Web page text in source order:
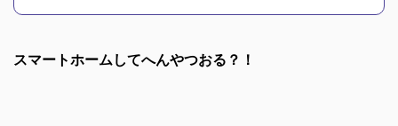
スマートホームしてへんやつおる？！